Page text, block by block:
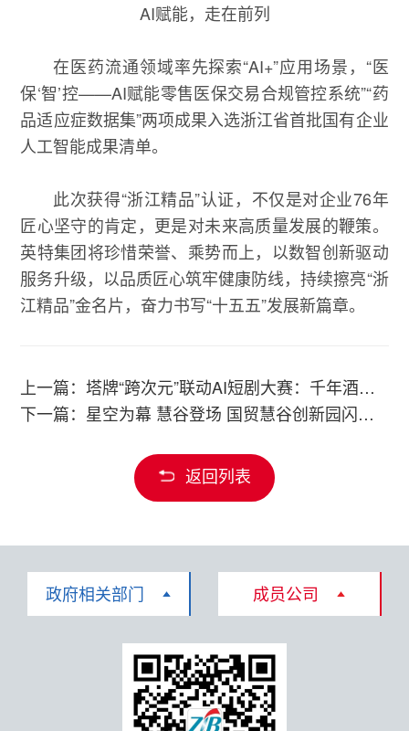
AI赋能，走在前列
在医药流通领域率先探索“AI+”应用场景，“医
保‘智’控——AI赋能零售医保交易合规管控系统”“药
品适应症数据集”两项成果入选浙江省首批国有企业
人工智能成果清单。
此次获得“浙江精品”认证，不仅是对企业76年
匠心坚守的肯定，更是对未来高质量发展的鞭策。
英特集团将珍惜荣誉、乘势而上，以数智创新驱动
服务升级，以品质匠心筑牢健康防线，持续擦亮“浙
江精品”金名片，奋力书写“十五五”发展新篇章。
上一篇：塔牌“跨次元”联动AI短剧大赛：千年酒香，在动漫里“上头”
下一篇：星空为幕 慧谷登场 国贸慧谷创新园闪耀钱塘江 实力圈粉五一夜空
返回列表
政府相关部门 成员公司